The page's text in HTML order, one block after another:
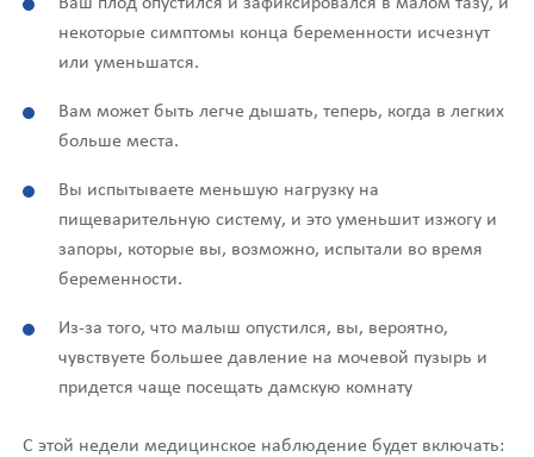
некоторые симптомы конца беременности исчезнут
или уменьшатся.
Вам может быть легче дышать, теперь, когда в легких
больше места.
Вы испытываете меньшую нагрузку на
пищеварительную систему, и это уменьшит изжогу и
запоры, которые вы, возможно, испытали во время
беременности.
Из-за того, что малыш опустился, вы, вероятно,
чувствуете большее давление на мочевой пузырь и
придется чаще посещать дамскую комнату
С этой недели медицинское наблюдение будет включать: